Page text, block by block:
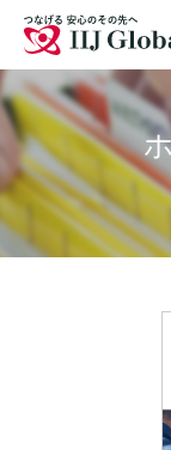
拠点
採用情報
サイトマップ